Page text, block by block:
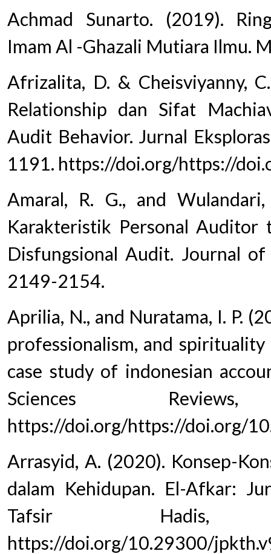
Achmad Sunarto. (2019).
Imam Al -Ghazali Mutiara Ilmu.
Afrizalita, D. & Cheisviyanny,
Relationship dan Sifat
Audit Behavior. Jurnal
1191. https://doi.org/https://
Amaral, R. G., and
Karakteristik Personal Auditor
Disfungsional Audit. Journal of
2149-2154.
Aprilia, N., and Nuratama, I. P.
professionalism, and
case study of indonesian
Sciences
https://doi.org/https://doi.org/
Arrasyid, A. (2020). Konsep-
dalam Kehidupan. El-Afkar:
Tafsir Hadis,
https://doi.org/10.29300/